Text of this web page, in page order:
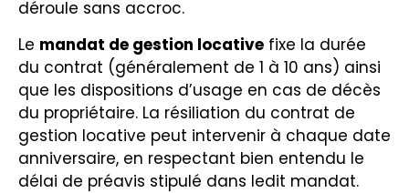
déroule sans accroc.
Le mandat de gestion locative fixe la durée
du contrat (généralement de 1 à 10 ans) ainsi
que les dispositions d’usage en cas de décès
du propriétaire. La résiliation du contrat de
gestion locative peut intervenir à chaque date
anniversaire, en respectant bien entendu le
délai de préavis stipulé dans ledit mandat.